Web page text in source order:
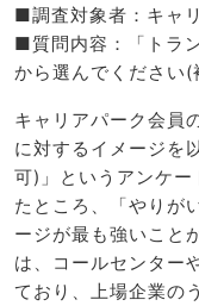
■調査対象者：キャ
■質問内容：「トラ
から選んでください(
キャリアパーク会員
に対するイメージを
可)」というアンケ
たところ、「やりが
ージが最も強いこと
は、コールセンター
ており、上場企業の